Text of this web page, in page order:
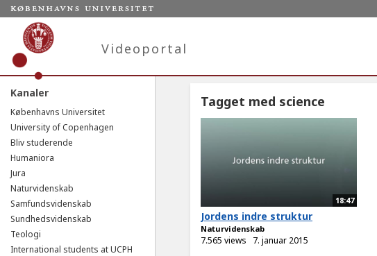
Videoportal
Kanaler
Københavns Universitet
University of Copenhagen
Bliv studerende
Humaniora
Jura
Naturvidenskab
Samfundsvidenskab
Sundhedsvidenskab
Teologi
International students at UCPH
Tagget med science
18:47
Jordens indre struktur
Naturvidenskab
7.565 views 7. januar 2015